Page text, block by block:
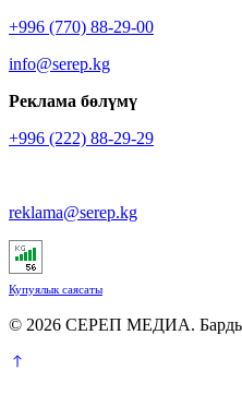
+996 (770) 88-29-00
info@serep.kg
Реклама бөлүмү
+996 (222) 88-29-29
reklama@serep.kg
Купуялык саясаты
© 2026 СЕРЕП МЕДИА. Бардык